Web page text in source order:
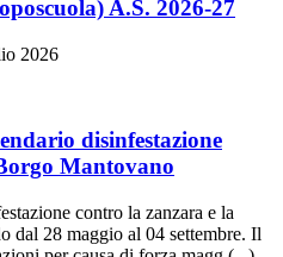
A.S. 2026-27
2026
disinfestazione
Mantovano
contro la zanzara e la
dal 28 maggio al 04 settembre. Il